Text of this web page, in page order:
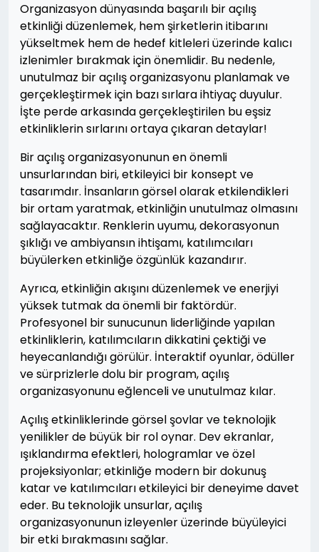
Organizasyon dünyasında başarılı bir açılış
etkinliği düzenlemek, hem şirketlerin itibarını
yükseltmek hem de hedef kitleleri üzerinde kalıcı
izlenimler bırakmak için önemlidir. Bu nedenle,
unutulmaz bir açılış organizasyonu planlamak ve
gerçekleştirmek için bazı sırlara ihtiyaç duyulur.
İşte perde arkasında gerçekleştirilen bu eşsiz
etkinliklerin sırlarını ortaya çıkaran detaylar!
Bir açılış organizasyonunun en önemli
unsurlarından biri, etkileyici bir konsept ve
tasarımdır. İnsanların görsel olarak etkilendikleri
bir ortam yaratmak, etkinliğin unutulmaz olmasını
sağlayacaktır. Renklerin uyumu, dekorasyonun
şıklığı ve ambiyansın ihtişamı, katılımcıları
büyülerken etkinliğe özgünlük kazandırır.
Ayrıca, etkinliğin akışını düzenlemek ve enerjiyi
yüksek tutmak da önemli bir faktördür.
Profesyonel bir sunucunun liderliğinde yapılan
etkinliklerin, katılımcıların dikkatini çektiği ve
heyecanlandığı görülür. İnteraktif oyunlar, ödüller
ve sürprizlerle dolu bir program, açılış
organizasyonunu eğlenceli ve unutulmaz kılar.
Açılış etkinliklerinde görsel şovlar ve teknolojik
yenilikler de büyük bir rol oynar. Dev ekranlar,
ışıklandırma efektleri, hologramlar ve özel
projeksiyonlar; etkinliğe modern bir dokunuş
katar ve katılımcıları etkileyici bir deneyime davet
eder. Bu teknolojik unsurlar, açılış
organizasyonunun izleyenler üzerinde büyüleyici
bir etki bırakmasını sağlar.